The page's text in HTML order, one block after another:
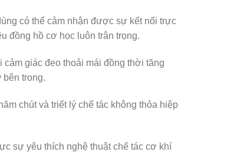
có thể cảm nhận được sự kết nối trực
đồng hồ cơ học luôn trân trọng.
giác đeo thoải mái đồng thời tăng
bên trong.
chút và triết lý chế tác không thỏa hiệp
sự yêu thích nghệ thuật chế tác cơ khí